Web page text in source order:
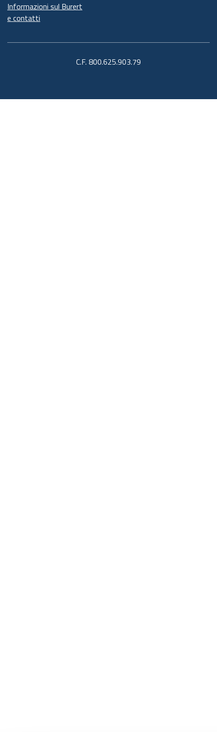
Informazioni sul Burert
e contatti
C.F. 800.625.903.79